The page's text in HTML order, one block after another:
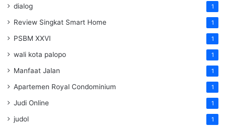
dialog 1
Review Singkat Smart Home 1
PSBM XXVI 1
wali kota palopo 1
Manfaat Jalan 1
Apartemen Royal Condominium 1
Judi Online 1
judol 1